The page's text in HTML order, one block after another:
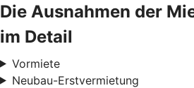
Die Ausnahmen der
im Detail
Vormiete
Neubau-Erstvermietung